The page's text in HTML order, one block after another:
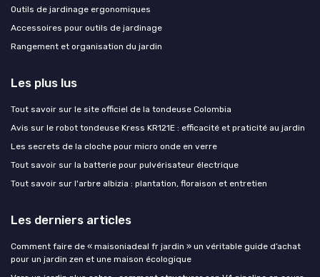
Outils de jardinage ergonomiques
Accessoires pour outils de jardinage
Rangement et organisation du jardin
Les plus lus
Tout savoir sur le site officiel de la tondeuse Colombia
Avis sur le robot tondeuse Kress KR121E : efficacité et praticité au jardin
Les secrets de la cloche pour micro onde en verre
Tout savoir sur la batterie pour pulvérisateur électrique
Tout savoir sur l'arbre albizia : plantation, floraison et entretien
Les derniers articles
Comment faire de « maisoniadeal fr jardin » un véritable guide d’achat
pour un jardin zen et une maison écologique